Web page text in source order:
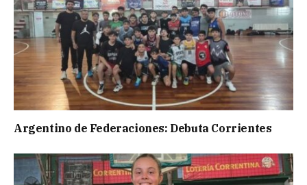
Argentino de Federaciones: Debuta Corrientes